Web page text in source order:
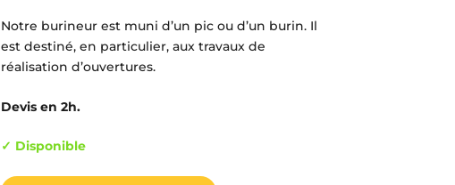
Notre burineur est muni d’un pic ou d’un burin. Il
est destiné, en particulier, aux travaux de
réalisation d’ouvertures.
Devis en 2h.
✓ Disponible